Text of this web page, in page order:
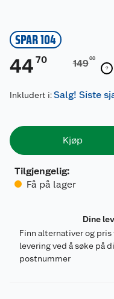
SPAR 104
44 70 14900
Inkludert i:Salg! Siste
Kjøp
Tilgjengelig:
Få på lager
Dine
Finn alternativer og pris
levering ved å søke på
postnummer